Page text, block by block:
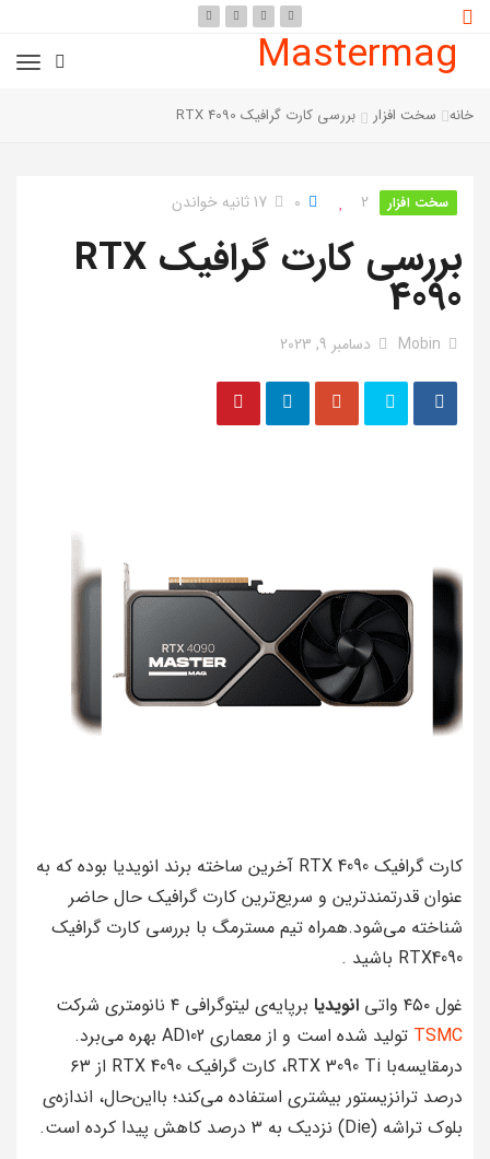
Mastermag
خانه سخت افزار بررسی کارت گرافیک RTX 4090
سخت افزار 2
0 17 ثانیه خواندن
بررسی کارت گرافیک RTX
4090
Mobin دسامبر 9, 2023
کارت گرافیک RTX 4090 آخرین ساخته برند انویدیا بوده که به
عنوان قدرتمند‌ترین و سریع‌ترین کارت گرافیک حال حاضر
شناخته می‌شود.همراه تیم مسترمگ با بررسی کارت گرافیک
RTX4090 باشید .
غول ۴۵۰ واتی
انویدیا برپایه‌ی لیتوگرافی ۴ نانومتری شرکت
TSMC
تولید شده است و از معماری AD102 بهره می‌برد.
درمقایسه‌با RTX 3090 Ti، کارت گرافیک RTX 4090 از ۶۳
درصد ترانزیستور بیشتری استفاده می‌کند؛ بااین‌حال، اندازه‌ی
بلوک تراشه (Die) نزدیک به ۳ درصد کاهش پیدا کرده است.